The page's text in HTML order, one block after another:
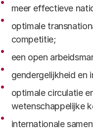
meer effectieve
optimale
competitie;
een open
gendergelijkheid en
optimale circulatie
wetenschappelijke
internationale